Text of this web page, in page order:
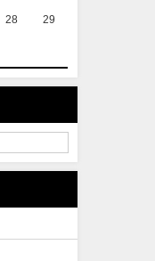
28 29